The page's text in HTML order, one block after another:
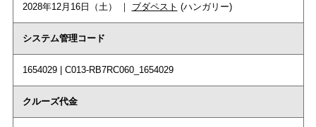
2028年12月16日（土） ｜ ブダペスト (ハンガリー)
システム管理コード
1654029 | C013-RB7RC060_1654029
クルーズ代金